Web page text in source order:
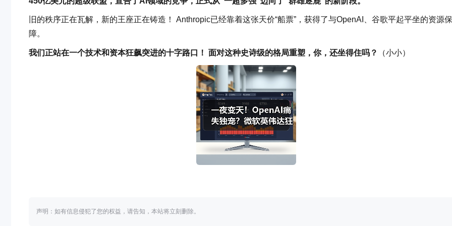
旧的秩序正在瓦解，新的王座正在铸造！ Anthropic已经靠着这张天价“船票”，获得了与OpenAI、谷歌平起平坐的资源保
障。
我们正站在一个技术和资本狂飙突进的十字路口！ 面对这种史诗级的格局重塑，你，还坐得住吗？ （小小）
声明：如有信息侵犯了您的权益，请告知，本站将立刻删除。